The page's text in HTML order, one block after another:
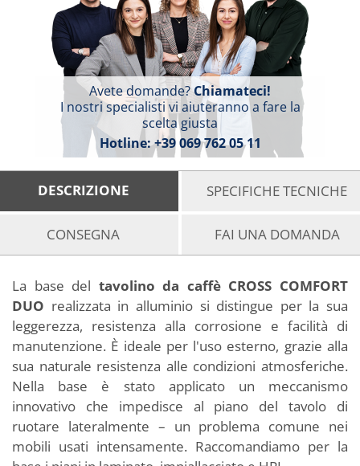
Avete domande?Chiamateci!
I nostri specialisti vi aiuteranno a fare la
scelta giusta
Hotline:+39 069 762 05 11
DESCRIZIONE SPECIFICHE TECNICHE
CONSEGNA FAI UNA DOMANDA
La base del tavolino da caffè CROSS COMFORT
DUO realizzata in alluminio si distingue per la sua
leggerezza, resistenza alla corrosione e facilità di
manutenzione. È ideale per l'uso esterno, grazie alla
sua naturale resistenza alle condizioni atmosferiche.
Nella base è stato applicato un meccanismo
innovativo che impedisce al piano del tavolo di
ruotare lateralmente – un problema comune nei
mobili usati intensamente. Raccomandiamo per la